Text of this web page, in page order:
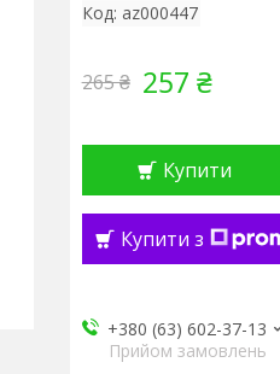
Код: az000447
265 ₴ 257 ₴
Купити
Купити з
+380 (63) 602-37-13
Прийом замовлень